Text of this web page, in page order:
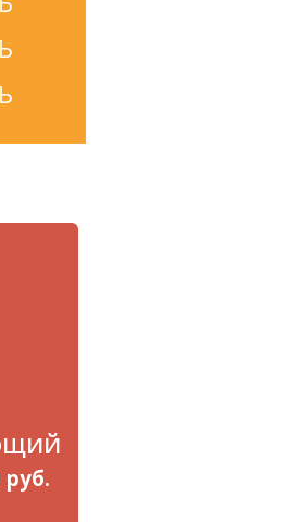
руб.